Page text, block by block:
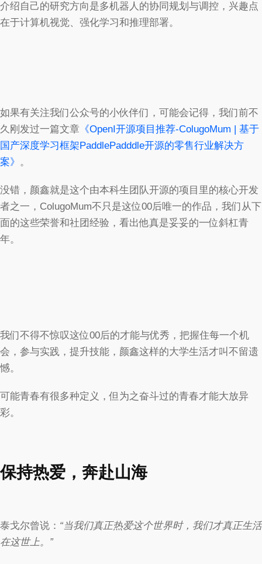
介绍自己的研究方向是多机器人的协同规划与调控，兴趣点
在于计算机视觉、强化学习和推理部署。
如果有关注我们公众号的小伙伴们，可能会记得，我们前不
久刚发过一篇文章 《OpenI开源项目推荐-ColugoMum | 基于
国产深度学习框架PaddlePadddle开源的零售行业解决方
案》 。
没错，颜鑫就是这个由本科生团队开源的项目里的核心开发
者之一，ColugoMum不只是这位00后唯一的作品，我们从下
面的这些荣誉和社团经验，看出他真是妥妥的一位斜杠青
年。
我们不得不惊叹这位00后的才能与优秀，把握住每一个机
会，参与实践，提升技能，颜鑫这样的大学生活才叫不留遗
憾。
可能青春有很多种定义，但为之奋斗过的青春才能大放异
彩。
保持热爱，奔赴山海
泰戈尔曾说： “当我们真正热爱这个世界时，我们才真正生活
在这世上。”